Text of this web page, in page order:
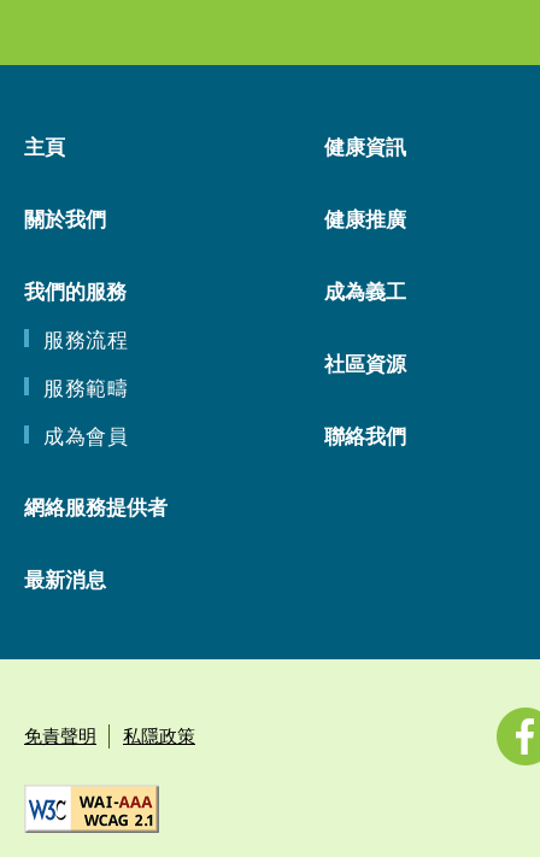
主頁
關於我們
我們的服務
服務流程
服務範疇
成為會員
網絡服務提供者
最新消息
健康資訊
健康推廣
成為義工
社區資源
聯絡我們
免責聲明 私隱政策